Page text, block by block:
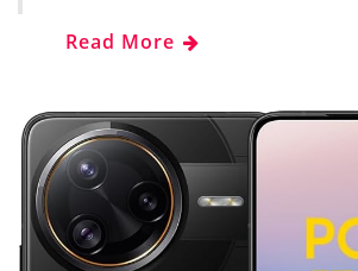
Read More